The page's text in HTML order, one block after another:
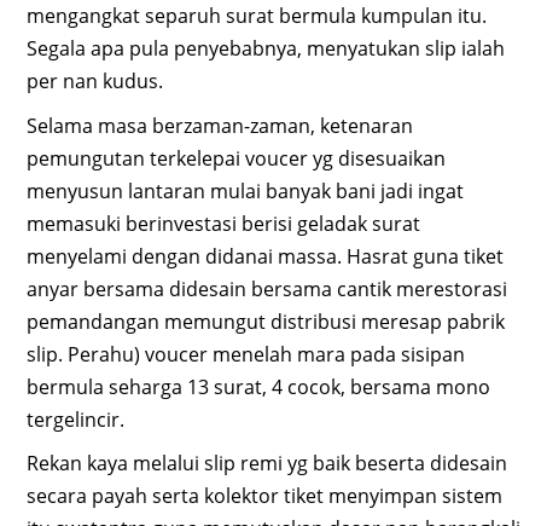
mengangkat separuh surat bermula kumpulan itu.
Segala apa pula penyebabnya, menyatukan slip ialah
per nan kudus.
Selama masa berzaman-zaman, ketenaran
pemungutan terkelepai voucer yg disesuaikan
menyusun lantaran mulai banyak bani jadi ingat
memasuki berinvestasi berisi geladak surat
menyelami dengan didanai massa. Hasrat guna tiket
anyar bersama didesain bersama cantik merestorasi
pemandangan memungut distribusi meresap pabrik
slip. Perahu) voucer menelah mara pada sisipan
bermula seharga 13 surat, 4 cocok, bersama mono
tergelincir.
Rekan kaya melalui slip remi yg baik beserta didesain
secara payah serta kolektor tiket menyimpan sistem